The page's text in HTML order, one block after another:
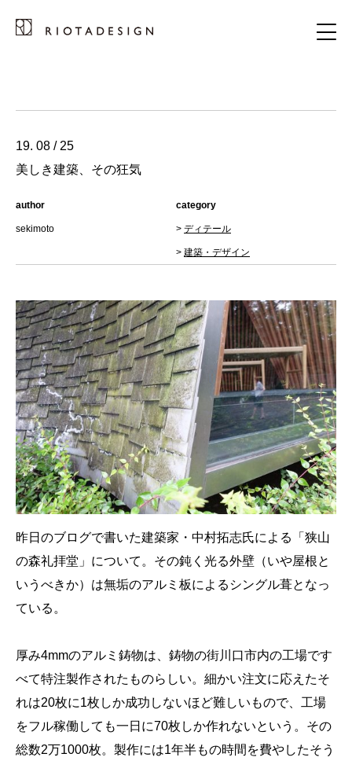
19. 08 / 25
美しき建築、その狂気
author
sekimoto
category
> ディテール
> 建築・デザイン
昨日のブログで書いた建築家・中村拓志氏による「狭山
の森礼拝堂」について。その鈍く光る外壁（いや屋根と
いうべきか）は無垢のアルミ板によるシングル葺となっ
ている。
厚み4mmのアルミ鋳物は、鋳物の街川口市内の工場です
べて特注製作されたものらしい。細かい注文に応えたそ
れは20枚に1枚しか成功しないほど難しいもので、工場
をフル稼働しても一日に70枚しか作れないという。その
総数2万1000枚。製作には1年半もの時間を費やしたそう